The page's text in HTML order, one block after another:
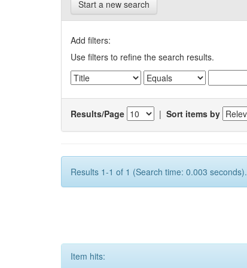
Start a new search
Add filters:
Use filters to refine the search results.
Results/Page | Sort items by
Results 1-1 of 1 (Search time: 0.003 seconds).
Item hits: